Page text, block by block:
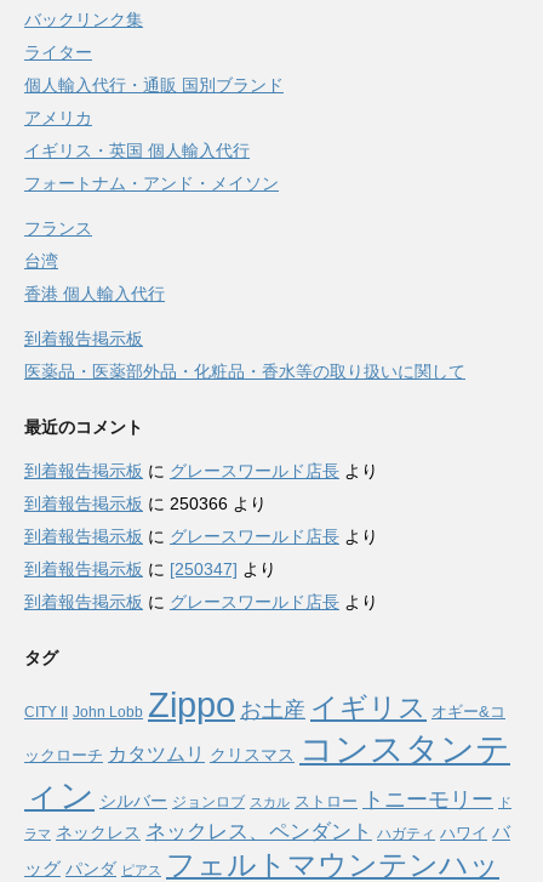
バックリンク集
ライター
個人輸入代行・通販 国別ブランド
アメリカ
イギリス・英国 個人輸入代行
フォートナム・アンド・メイソン
フランス
台湾
香港 個人輸入代行
到着報告掲示板
医薬品・医薬部外品・化粧品・香水等の取り扱いに関して
最近のコメント
到着報告掲示板 に グレースワールド店長 より
到着報告掲示板 に 250366 より
到着報告掲示板 に グレースワールド店長 より
到着報告掲示板 に [250347] より
到着報告掲示板 に グレースワールド店長 より
タグ
CITY II John Lobb Zippo お土産 イギリス オギー&コ
ックローチ カタツムリ クリスマス
コンスタンテ
ィン シルバー ジョンロブ スカル ストロー トニーモリー ド
ラマ ネックレス ネックレス、ペンダント ハガティ ハワイ バ
ッグ パンダ ピアス
フェルトマウンテンハッ